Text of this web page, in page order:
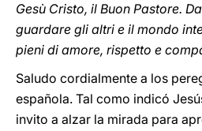
Gesù Cristo, il Buon Pastore.
guardare gli altri e il mondo
pieni di amore, rispetto e
Saludo cordialmente a los
española. Tal como indicó
invito a alzar la mirada para